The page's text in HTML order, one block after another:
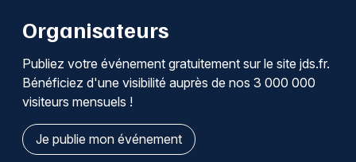
Organisateurs
Publiez votre événement gratuitement sur le site jds.fr.
Bénéficiez d'une visibilité auprès de nos 3 000 000
visiteurs mensuels !
Je publie mon événement